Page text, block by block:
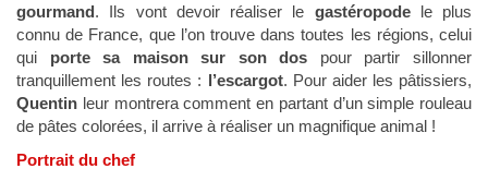
gourmand. Ils vont devoir réaliser le gastéropodele plus
connu de France, que l’on trouve dans toutes les régions, celui
qui porte sa maison sur son dos pour partir sillonner
tranquillement les routes : l’escargot. Pour aider les pâtissiers,
Quentin leur montrera comment en partant d’un simple rouleau
de pâtes colorées, il arrive à réaliser un magnifique animal !
Portrait du chef